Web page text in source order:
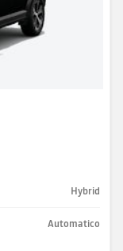
Hybrid
Automatico